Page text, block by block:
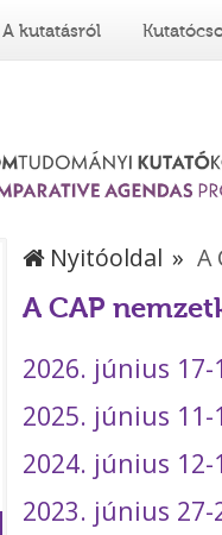
A kutatásról
Nyitóoldal A
A CAP
2026. június 17-
2025. június
2024. június
2023. június